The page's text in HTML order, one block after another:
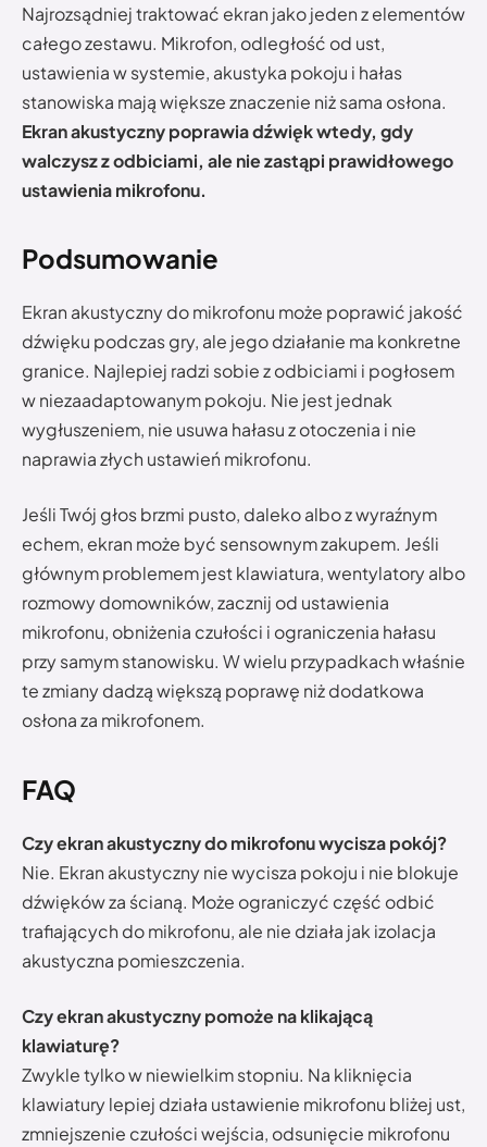
Najrozsądniej traktować ekran jako jeden z elementów
całego zestawu. Mikrofon, odległość od ust,
ustawienia w systemie, akustyka pokoju i hałas
stanowiska mają większe znaczenie niż sama osłona.
Ekran akustyczny poprawia dźwięk wtedy, gdy
walczysz z odbiciami, ale nie zastąpi prawidłowego
ustawienia mikrofonu.
Podsumowanie
Ekran akustyczny do mikrofonu może poprawić jakość
dźwięku podczas gry, ale jego działanie ma konkretne
granice. Najlepiej radzi sobie z odbiciami i pogłosem
w niezaadaptowanym pokoju. Nie jest jednak
wygłuszeniem, nie usuwa hałasu z otoczenia i nie
naprawia złych ustawień mikrofonu.
Jeśli Twój głos brzmi pusto, daleko albo z wyraźnym
echem, ekran może być sensownym zakupem. Jeśli
głównym problemem jest klawiatura, wentylatory albo
rozmowy domowników, zacznij od ustawienia
mikrofonu, obniżenia czułości i ograniczenia hałasu
przy samym stanowisku. W wielu przypadkach właśnie
te zmiany dadzą większą poprawę niż dodatkowa
osłona za mikrofonem.
FAQ
Czy ekran akustyczny do mikrofonu wycisza pokój?
Nie. Ekran akustyczny nie wycisza pokoju i nie blokuje
dźwięków za ścianą. Może ograniczyć część odbić
trafiających do mikrofonu, ale nie działa jak izolacja
akustyczna pomieszczenia.
Czy ekran akustyczny pomoże na klikającą
klawiaturę?
Zwykle tylko w niewielkim stopniu. Na kliknięcia
klawiatury lepiej działa ustawienie mikrofonu bliżej ust,
zmniejszenie czułości wejścia, odsunięcie mikrofonu